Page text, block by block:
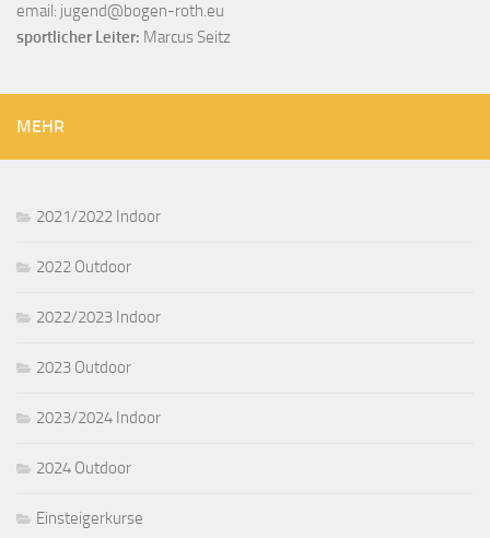
email: jugend@bogen-roth.eu
sportlicher Leiter: Marcus Seitz
MEHR
2021/2022 Indoor
2022 Outdoor
2022/2023 Indoor
2023 Outdoor
2023/2024 Indoor
2024 Outdoor
Einsteigerkurse